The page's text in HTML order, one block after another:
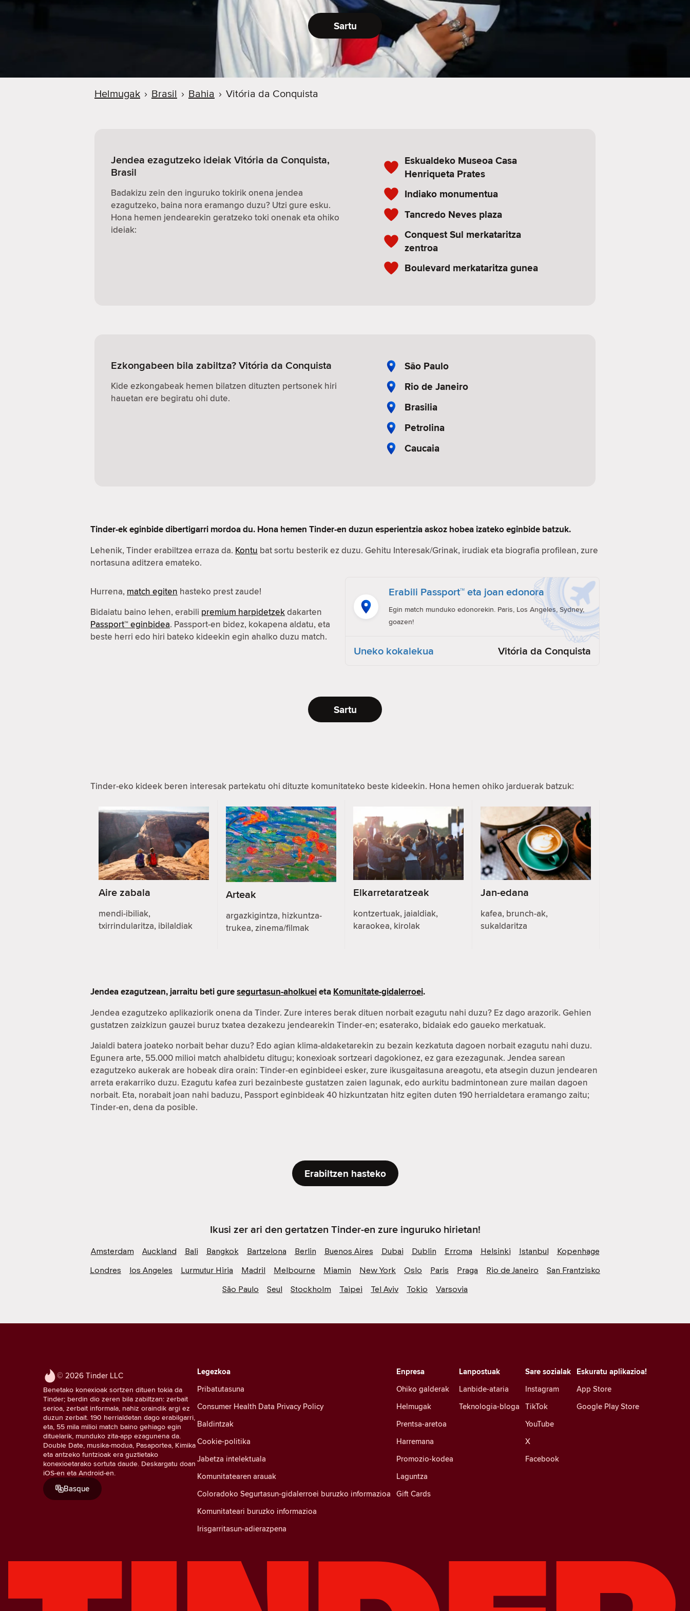
Sartu
Helmugak › Brasil › Bahia › Vitória da Conquista
Jendea ezagutzeko ideiak Vitória da Conquista,
Brasil
Badakizu zein den inguruko tokirik onena jendea
ezagutzeko, baina nora eramango duzu? Utzi gure esku.
Hona hemen jendearekin geratzeko toki onenak eta ohiko
ideiak:
Eskualdeko Museoa Casa
Henriqueta Prates
Indiako monumentua
Tancredo Neves plaza
Conquest Sul merkataritza
zentroa
Boulevard merkataritza gunea
Ezkongabeen bila zabiltza? Vitória da Conquista
Kide ezkongabeak hemen bilatzen dituzten pertsonek hiri
hauetan ere begiratu ohi dute.
São Paulo
Rio de Janeiro
Brasilia
Petrolina
Caucaia
Tinder-ek eginbide dibertigarri mordoa du. Hona hemen Tinder-en duzun esperientzia askoz hobea izateko eginbide batzuk.
Lehenik, Tinder erabiltzea erraza da. Kontu bat sortu besterik ez duzu. Gehitu Interesak/Grinak, irudiak eta biografia profilean, zure
nortasuna aditzera emateko.
Hurrena, match egiten hasteko prest zaude!
Bidaiatu baino lehen, erabili premium harpidetzekdakarten
Passport™ eginbidea. Passport-en bidez, kokapena aldatu, eta
beste herri edo hiri bateko kideekin egin ahalko duzu match.
Erabili Passport™ eta joan edonora
Egin match munduko edonorekin. Paris, Los Angeles, Sydney,
goazen!
Uneko kokalekua Vitória da Conquista
Sartu
Tinder-eko kideek beren interesak partekatu ohi dituzte komunitateko beste kideekin. Hona hemen ohiko jarduerak batzuk:
Aire zabala
mendi-ibiliak,
txirrindularitza, ibilaldiak
Arteak
argazkigintza, hizkuntza-
trukea, zinema/filmak
Elkarretaratzeak
kontzertuak, jaialdiak,
karaokea, kirolak
Jan-edana
kafea, brunch-ak,
sukaldaritza
Jendea ezagutzean, jarraitu beti guresegurtasun-aholkueieta Komunitate-gidalerroei.
Jendea ezagutzeko aplikaziorik onena da Tinder. Zure interes berak dituen norbait ezagutu nahi duzu? Ez dago arazorik. Gehien
gustatzen zaizkizun gauzei buruz txatea dezakezu jendearekin Tinder-en; esaterako, bidaiak edo gaueko merkatuak.
Jaialdi batera joateko norbait behar duzu? Edo agian klima-aldaketarekin zu bezain kezkatuta dagoen norbait ezagutu nahi duzu.
Egunera arte, 55.000 milioi match ahalbidetu ditugu; konexioak sortzeari dagokionez, ez gara ezezagunak. Jendea sarean
ezagutzeko aukerak are hobeak dira orain: Tinder-en eginbideei esker, zure ikusgaitasuna areagotu, eta atsegin duzun jendearen
arreta erakarriko duzu. Ezagutu kafea zuri bezainbeste gustatzen zaien lagunak, edo aurkitu badmintonean zure mailan dagoen
norbait. Eta, norabait joan nahi baduzu, Passport eginbideak 40 hizkuntzatan hitz egiten duten 190 herrialdetara eramango zaitu;
Tinder-en, dena da posible.
Erabiltzen hasteko
Ikusi zer ari den gertatzen Tinder-en zure inguruko hirietan!
Amsterdam Auckland Bali Bangkok Bartzelona Berlin Buenos Aires Dubai Dublin Erroma Helsinki Istanbul
Kopenhage
Londres
los Angeles Lurmutur Hiria Madril Melbourne Miamin New York Oslo Paris Praga Rio de Janeiro
San Frantzisko
São Paulo
Seul Stockholm Taipei Tel Aviv Tokio Varsovia
© 2026 Tinder LLC
Benetako konexioak sortzen dituen tokia da
Tinder; berdin dio zeren bila zabiltzan: zerbait
serioa, zerbait informala, nahiz oraindik argi ez
duzun zerbait. 190 herrialdetan dago erabilgarri,
eta, 55 mila milioi match baino gehiago egin
dituelarik, munduko zita-app ezagunena da.
Double Date, musika-modua, Pasaportea, Kimika
eta antzeko funtzioak era guztietako
konexioetarako sortuta daude. Deskargatu doan
iOS-en eta Android-en.
Basque
Sare sozialak
Instagram
TikTok
YouTube
X
Facebook
Legezkoa
Pribatutasuna
Consumer Health Data Privacy Policy
Baldintzak
Cookie-politika
Jabetza intelektuala
Komunitatearen arauak
Coloradoko Segurtasun-gidalerroei buruzko informazioa
Komunitateari buruzko informazioa
Irisgarritasun-adierazpena
Lanpostuak
Lanbide-ataria
Teknologia-bloga
Enpresa
Ohiko galderak
Helmugak
Prentsa-aretoa
Harremana
Promozio-kodea
Laguntza
Gift Cards
Eskuratu aplikazioa!
App Store
Google Play Store